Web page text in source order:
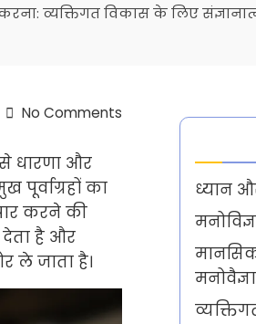
व्यक्तिगत विकास के लिए
No Comments
धारणा और
पूर्वाग्रहों का
करने की
देता है और
ले जाता है।
ध्यान